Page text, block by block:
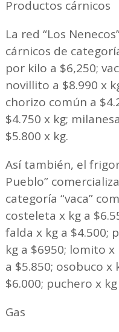
Productos cárnicos
La red “Los
cárnicos de
por kilo a $6,250;
novillito a $8.990 x
chorizo común a
$4.750 x kg;
$5.800 x kg.
Así también, el
Pueblo”
categoría “vaca”
costeleta x kg a
falda x kg a $4.500;
kg a $6950; lomito x
a $5.850; osobuco x
$6.000; puchero x
Gas